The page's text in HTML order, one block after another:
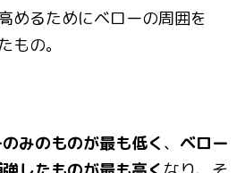
めるためにベローの周囲を
もの。
みのものが最も低く 、 ベロー